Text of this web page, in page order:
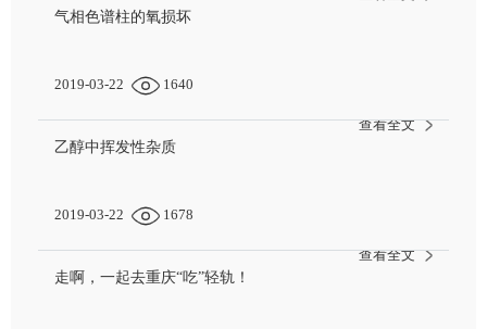
气相色谱柱的氧损坏
2019-03-22 1640
乙醇中挥发性杂质
2019-03-22 1678
查看全文
走啊，一起去重庆“吃”轻轨！
查看全文